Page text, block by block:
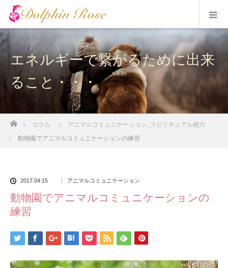
エネルギーで繋がるために出来
ること・・・
コラム アニマルコミュニケーション
スピリチュアル能力
動物園でアニマルコミュニケーションの練習
2017.04.15 アニマルコミュニケーション
動物園でアニマルコミュニケーションの
練習